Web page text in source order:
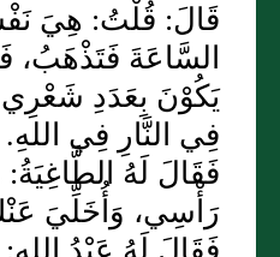
قَالَ: قُلْتُ: هِيَ
السَّاعَةَ فَتَذْهَبُ،
يَكُوْنَ بِعَدَدِ
فِي النَّارِ فِي اللهِ.
فَقَالَ لَهُ
رَأْسِي، وَأُخَلِّيَ
فَقَالَ لَهُ عَبْدُ